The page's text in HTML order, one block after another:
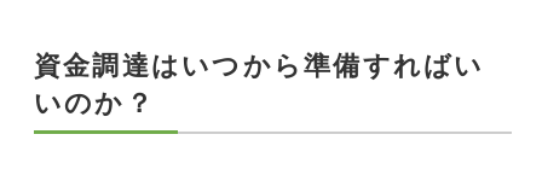
資金調達はいつから準備すればい
いのか？